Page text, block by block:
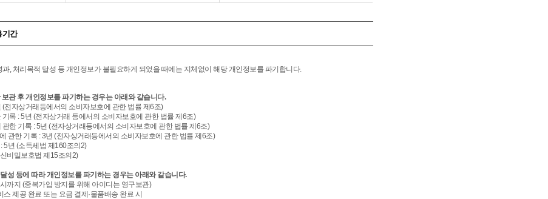
기간
, 처리목적 달성 등 개인정보가 불필요하게 되었을 때에는 지체없이 해당 개인정보를 파기합니다.
관 후 개인정보를 파기하는 경우는 아래와 같습니다.
(전자상거래등에서의 소비자보호에 관한 법률 제6조)
록 : 5년 (전자상거래 등에서의 소비자보호에 관한 법률 제6조)
한 기록 : 5년 (전자상거래등에서의 소비자보호에 관한 법률 제6조)
관한 기록 : 3년 (전자상거래등에서의 소비자보호에 관한 법률 제6조)
5년 (소득세법 제160조의2)
비밀보호법 제15조의2)
성 등에 따라 개인정보를 파기하는 경우는 아래와 같습니다.
까지 (중복가입 방지를 위해 아이디는 영구보관)
제공 완료 또는 요금 결제·물품배송 완료 시